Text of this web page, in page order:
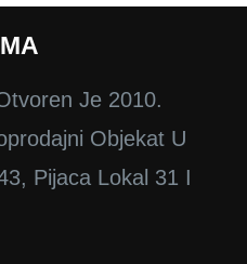
Je 2010.
Objekat U
Pijaca Lokal 31 I